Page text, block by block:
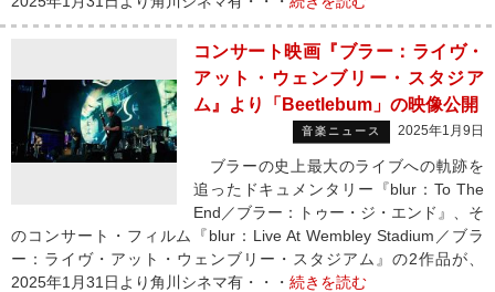
コンサート映画『ブラー：ライヴ・
アット・ウェンブリー・スタジア
ム』より「Beetlebum」の映像公開
音楽ニュース 2025年1月9日
ブラーの史上最大のライブへの軌跡を
追ったドキュメンタリー『blur：To The
End／ブラー：トゥー・ジ・エンド』、そ
のコンサート・フィルム『blur：Live At Wembley Stadium／ブラ
ー：ライヴ・アット・ウェンブリー・スタジアム』の2作品が、
2025年1月31日より角川シネマ有・・・ 続きを読む